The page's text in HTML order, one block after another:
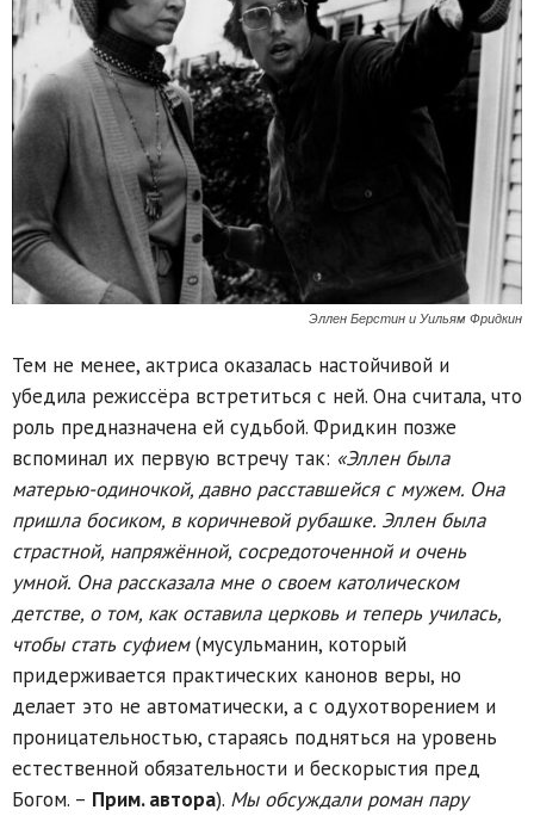
Эллен Берстин и Уильям Фридкин
Тем не менее, актриса оказалась настойчивой и
убедила режиссёра встретиться с ней. Она считала, что
роль предназначена ей судьбой. Фридкин позже
вспоминал их первую встречу так: «Эллен была
матерью-одиночкой, давно расставшейся с мужем. Она
пришла босиком, в коричневой рубашке. Эллен была
страстной, напряжённой, сосредоточенной и очень
умной. Она рассказала мне о своем католическом
детстве, о том, как оставила церковь и теперь училась,
чтобы стать суфием(мусульманин, который
придерживается практических канонов веры, но
делает это не автоматически, а с одухотворением и
проницательностью, стараясь подняться на уровень
естественной обязательности и бескорыстия пред
Богом. – Прим. автора). Мы обсуждали роман пару